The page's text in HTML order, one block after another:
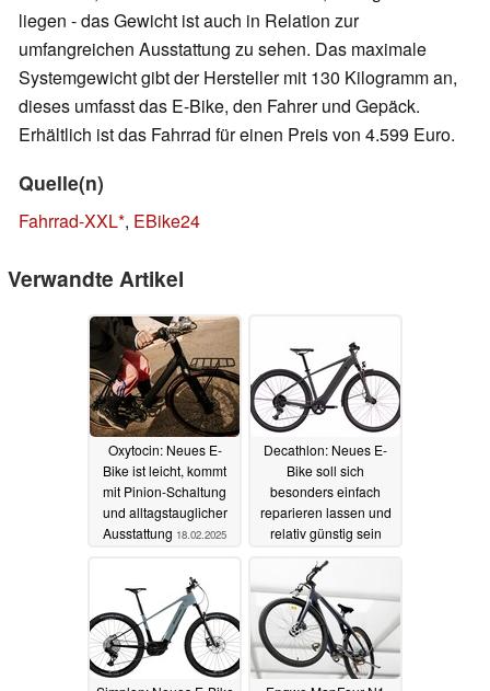
liegen - das Gewicht ist auch in Relation zur
umfangreichen Ausstattung zu sehen. Das maximale
Systemgewicht gibt der Hersteller mit 130 Kilogramm an,
dieses umfasst das E-Bike, den Fahrer und Gepäck.
Erhältlich ist das Fahrrad für einen Preis von 4.599 Euro.
Quelle(n)
Fahrrad-XXL , EBike24
Verwandte Artikel
Oxytocin: Neues E-
Bike ist leicht, kommt
mit Pinion-Schaltung
und alltagstauglicher
Ausstattung 18.02.2025
Decathlon: Neues E-
Bike soll sich
besonders einfach
reparieren lassen und
relativ günstig sein